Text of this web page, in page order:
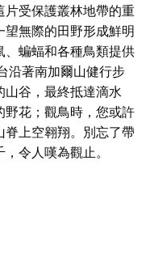
片受保護叢林地帶的重
無際的田野形成鮮明
蝙蝠和各種鳥類提供
沿著南加爾山健行步
谷，最終抵達滴水
花；觀鳥時，您或許
上空翱翔。別忘了帶
令人嘆為觀止。
受保護叢林地帶的重
無際的田野形成鮮明
蝙蝠和各種鳥類提供